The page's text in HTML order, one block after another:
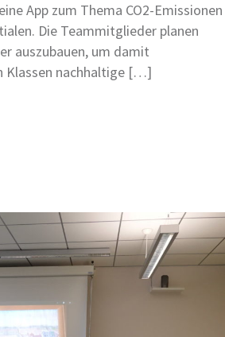
App zum Thema CO2-Emissionen
Die Teammitglieder planen
auszubauen, um damit
Klassen nachhaltige […]